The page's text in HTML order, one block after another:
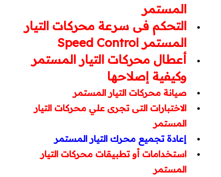
REVIT
AUTOMATION STUDIO
المستمر
التحكم فى سرعة محركات التيار
المستمر Speed Control
أعطال محركات التيار المستمر
وكيفية إصلاحها
صيانة محركات التيار المستمر
الاختبارات التى تجرى علي محركات التيار
المستمر
إعادة تجميع محرك التيار المستمر
استخدامات أو تطبيقات محركات التيار
المستمر